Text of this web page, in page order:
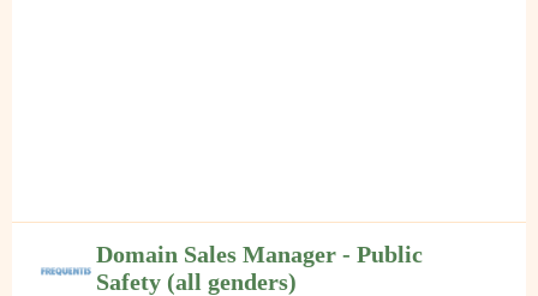
Domain Sales Manager - Public
Safety (all genders)